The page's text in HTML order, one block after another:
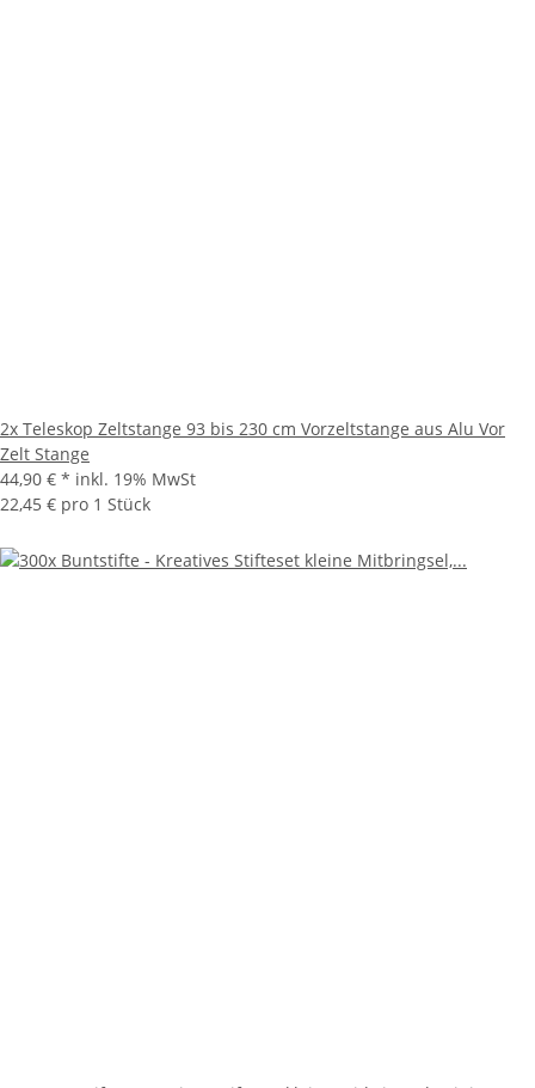
2x Teleskop Zeltstange 93 bis 230 cm Vorzeltstange aus Alu Vor
Zelt Stange
44,90 € * inkl. 19% MwSt
22,45 € pro 1 Stück